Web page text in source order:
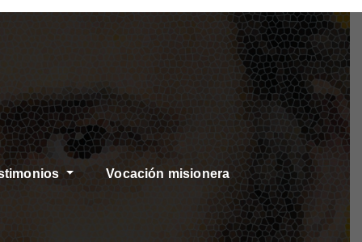
Vocación misionera